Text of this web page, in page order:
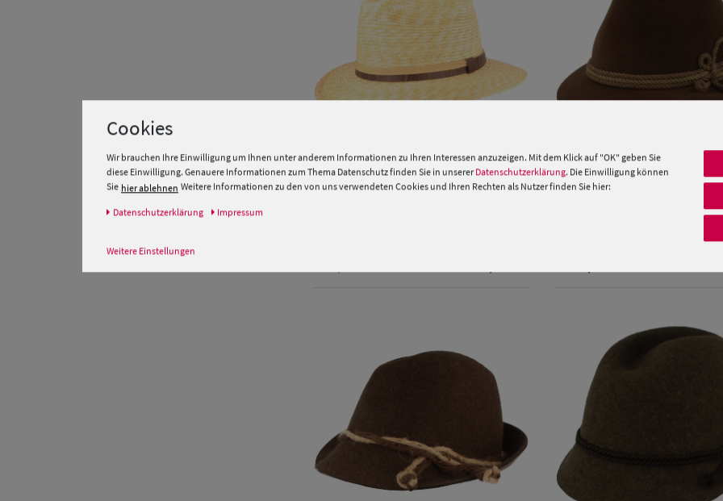
Zapf Velourtrachtenhut
Cookies
Wir brauchen Ihre Einwilligung um Ihnen unter anderem Informationen zu Ihren Interessen anzuzeigen. Mit dem Klick auf "OK" geben Sie
diese Einwilligung. Genauere Informationen zum Thema Datenschutz finden Sie in unserer Datenschutzerklärung. Die Einwilligung können
Sie hier ablehnen Weitere Informationen zu den von uns verwendeten Cookies und Ihren Rechten als Nutzer finden Sie hier:
Daten­schutz­erklärung Impressum
Weitere Einstellungen